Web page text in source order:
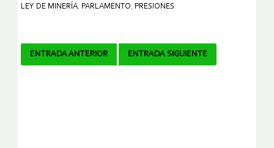
LEY DE MINERÍA, PARLAMENTO, PRESIONES
Navegador
ENTRADA ANTERIOR ENTRADA SIGUIENTE